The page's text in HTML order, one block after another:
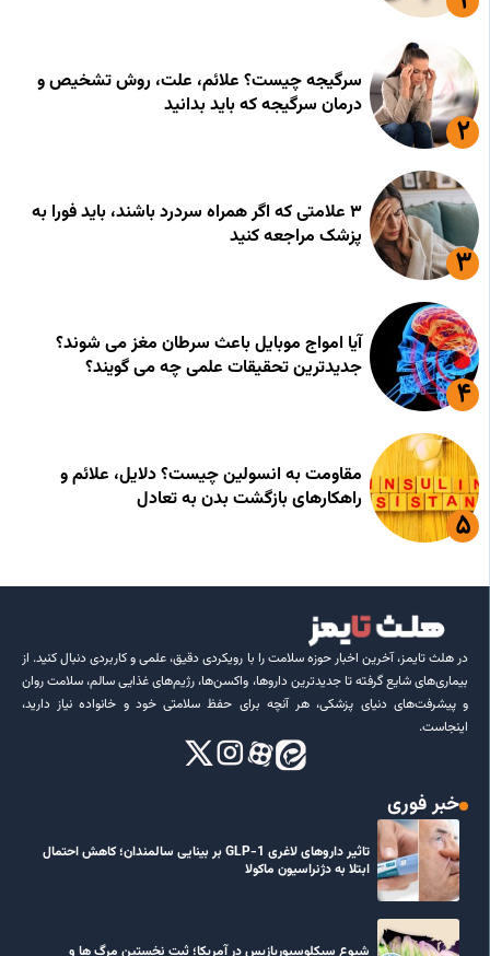
سرگیجه چیست؟ علائم، علت، روش تشخیص و
درمان سرگیجه که باید بدانید
۳ علامتی که اگر همراه سردرد باشند، باید فورا به
پزشک مراجعه کنید
آیا امواج موبایل باعث سرطان مغز می شوند؟
جدیدترین تحقیقات علمی چه می گویند؟
مقاومت به انسولین چیست؟ دلایل، علائم و
راهکارهای بازگشت بدن به تعادل
در هلث تایمز، آخرین اخبار حوزه سلامت را با رویکردی دقیق، علمی و کاربردی دنبال کنید. از
بیماری‌های شایع گرفته تا جدیدترین داروها، واکسن‌ها، رژیم‌های غذایی سالم، سلامت روان
و پیشرفت‌های دنیای پزشکی، هر آنچه برای حفظ سلامتی خود و خانواده نیاز دارید،
اینجاست.
خبر فوری
تاثیر داروهای لاغری GLP-1 بر بینایی سالمندان؛ کاهش احتمال
ابتلا به دژنراسیون ماکولا
شیوع سیکلوسپوریازیس در آمریکا؛ ثبت نخستین مرگ ها و